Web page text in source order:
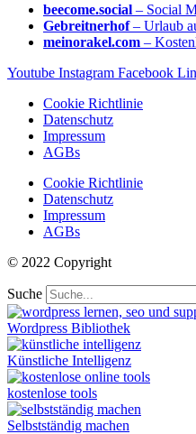
beecome.social – Social
Gebreitnerhof– Urlaub
meinorakel.com –
Youtube Instagram Facebook
Cookie Richtlinie
Datenschutz
Impressum
AGBs
Cookie Richtlinie
Datenschutz
Impressum
AGBs
© 2022 Copyright
Suche
Wordpress Bibliothek
Künstliche Intelligenz
kostenlose tools
Selbstständig machen